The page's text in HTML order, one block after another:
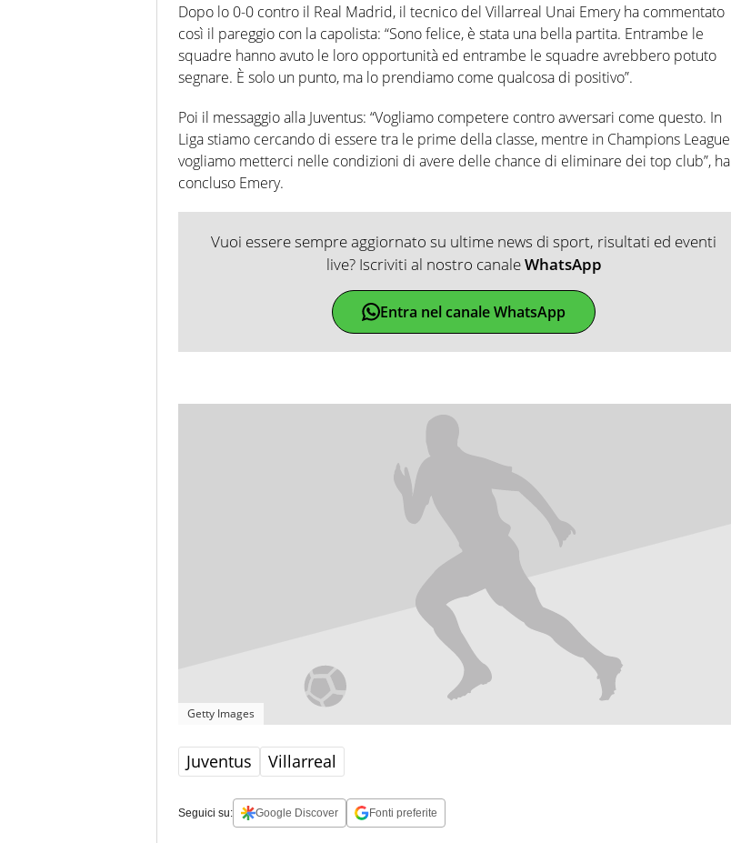
Dopo lo 0-0 contro il Real Madrid, il tecnico del Villarreal Unai Emery ha commentato
così il pareggio con la capolista: “Sono felice, è stata una bella partita. Entrambe le
squadre hanno avuto le loro opportunità ed entrambe le squadre avrebbero potuto
segnare. È solo un punto, ma lo prendiamo come qualcosa di positivo”.
Poi il messaggio alla Juventus: “Vogliamo competere contro avversari come questo. In
Liga stiamo cercando di essere tra le prime della classe, mentre in Champions League
vogliamo metterci nelle condizioni di avere delle chance di eliminare dei top club”, ha
concluso Emery.
Vuoi essere sempre aggiornato su ultime news di sport, risultati ed eventi
live? Iscriviti al nostro canaleWhatsApp
Entra nel canale WhatsApp
Getty Images
Juventus Villarreal
Seguici su: Google Discover Fonti preferite